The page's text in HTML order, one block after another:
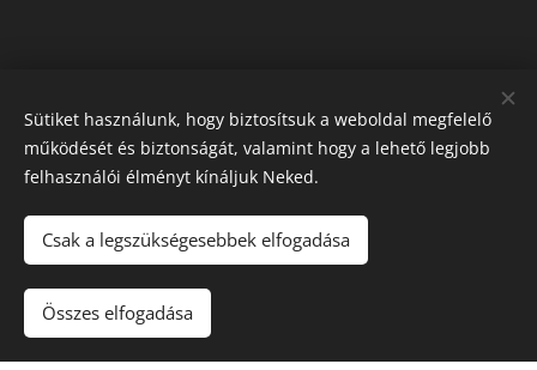
Hívjon minket!
Az oldalt a Webnode
Sütiket használunk, hogy biztosítsuk a weboldal megfelelő
működését és biztonságát, valamint hogy a lehető legjobb
felhasználói élményt kínáljuk Neked.
Csak a legszükségesebbek elfogadása
Összes elfogadása